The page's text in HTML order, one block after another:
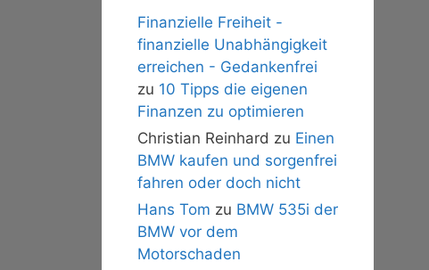
Finanzielle Freiheit -
finanzielle Unabhängigkeit
erreichen - Gedankenfrei
zu 10 Tipps die eigenen
Finanzen zu optimieren
Christian Reinhard zu Einen
BMW kaufen und sorgenfrei
fahren oder doch nicht
Hans Tom zu BMW 535i der
BMW vor dem
Motorschaden